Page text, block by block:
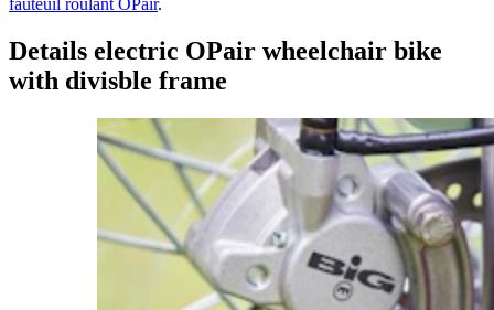
fauteuil roulant OPair.
Details electric OPair wheelchair bike
with divisble frame